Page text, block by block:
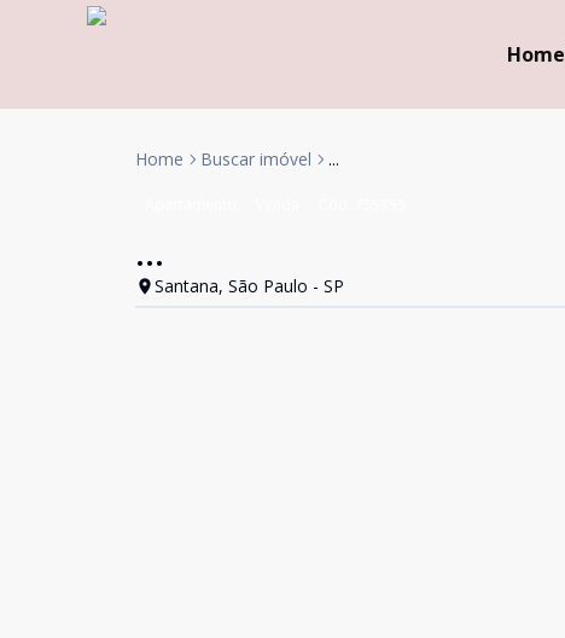
Home
Home Buscar imóvel ...
...
Santana, São Paulo - SP